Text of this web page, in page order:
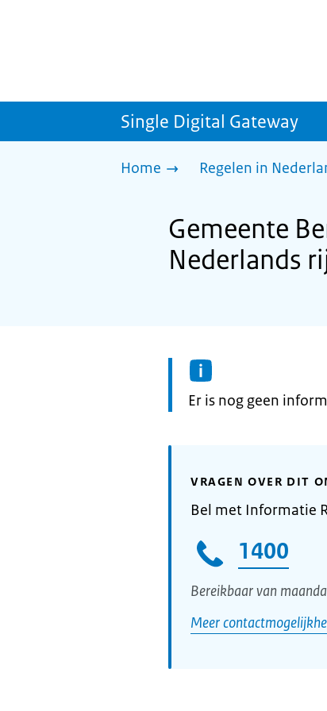
Single Digital Gateway
Home Regelen in
Gemeente
Nederlands
Informatie:
Er is nog geen
VRAGEN OVER DIT
Bel met Informatie
1400
Bereikbaar van
Meer